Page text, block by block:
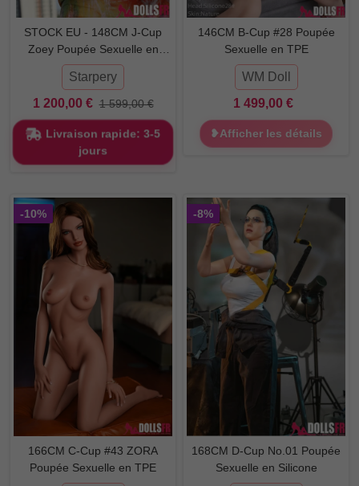
STOCK EU - 148CM J-Cup
Zoey Poupée Sexuelle en
Silicone et TPE
Starpery
1 200,00 € 1 599,00 €
Livraison rapide: 3-5
jours
146CM B-Cup #28 Poupée
Sexuelle en TPE
WM Doll
1 499,00 €
❥Afficher les détails
-10%
166CM C-Cup #43 ZORA
Poupée Sexuelle en TPE
-8%
168CM D-Cup No.01 Poupée
Sexuelle en Silicone